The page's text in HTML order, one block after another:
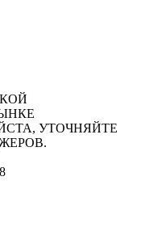
УТОЧНЯЙТЕ